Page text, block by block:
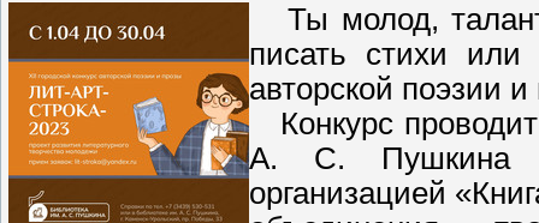
Ты молод,
писать стихи или
авторской поэзии
Конкурс
А. С. Пушкина
организацией